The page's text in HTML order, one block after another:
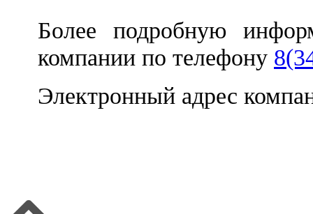
Более подробную
компании по телефону
Электронный адрес